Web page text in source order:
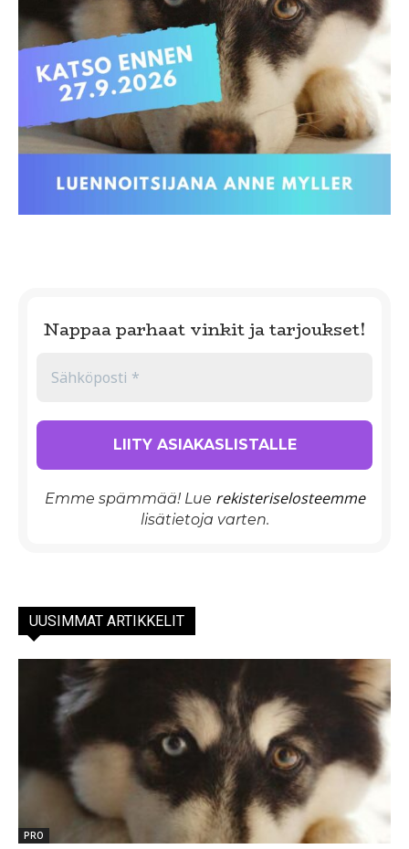
Nappaa parhaat vinkit ja tarjoukset!
Emme spämmää! Lue rekisteriselosteemme
lisätietoja varten.
UUSIMMAT ARTIKKELIT
PRO